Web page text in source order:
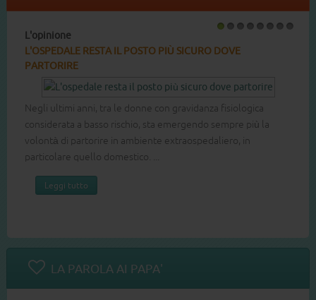
L'opinione
L'OSPEDALE RESTA IL POSTO PIÙ SICURO DOVE
PARTORIRE
Negli ultimi anni, tra le donne con gravidanza fisiologica
considerata a basso rischio, sta emergendo sempre più la
volontà di partorire in ambiente extraospedaliero, in
particolare quello domestico. ...
Leggi tutto
LA PAROLA AI PAPA'